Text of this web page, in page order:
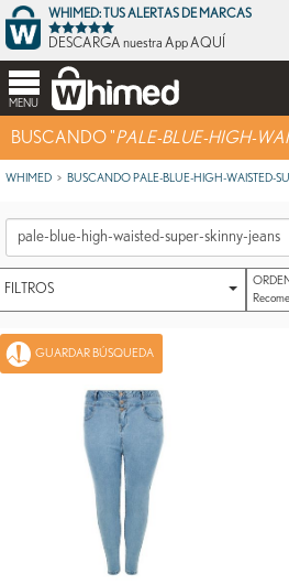
WHIMED: TUS ALERTAS DE MARCAS
DESCARGA nuestra App AQUÍ
MENU
BUSCANDO "PALE-BLUE-HIGH-
WHIMED BUSCANDO PALE-BLUE-HIGH-WAISTED-
FILTROS
GUARDAR BÚSQUEDA